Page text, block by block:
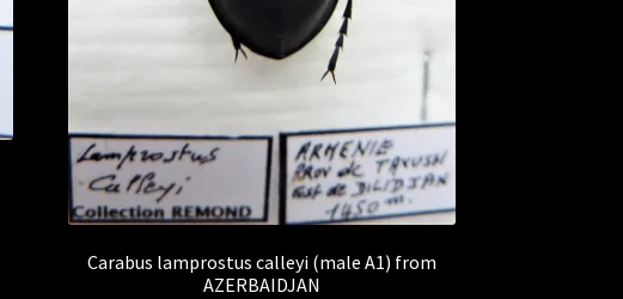
Carabus lamprostus calleyi (male A1) from
AZERBAIDJAN